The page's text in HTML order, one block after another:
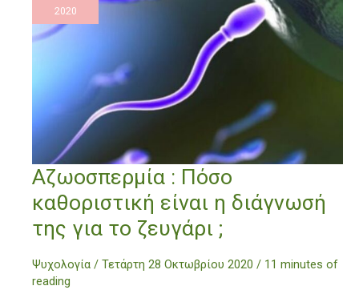
2020
Αζωοσπερμία : Πόσο
καθοριστική είναι η διάγνωσή
της για το ζευγάρι ;
Ψυχολογία / Τετάρτη 28 Οκτωβρίου 2020 / 11 minutes of
reading
Αζωοσπερμία
:
Πόσο
καθοριστική
είναι
διάγνωσή
της